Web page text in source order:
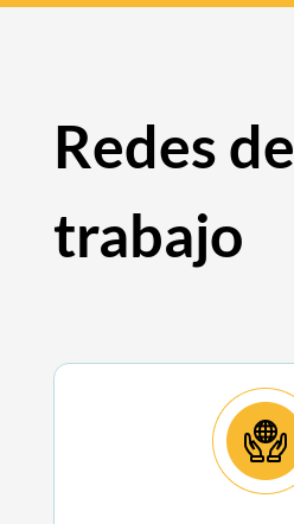
Redes de
trabajo